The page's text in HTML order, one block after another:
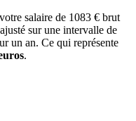
salaire de 1083 € brut
sur une intervalle de
un an. Ce qui représente
.